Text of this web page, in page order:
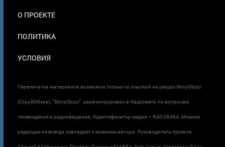
О ПРОЕКТЕ
ПОЛИТИКА
УСЛОВИЯ
Перепечатка материалов возможна только со ссылкой на ресурс StroyObzor
(СтройОбзор). "StroyObzor" зарегистрирован в Нацсовете по вопросам
телевидения и радиовещания. Идентификатор медиа – R40-06464. Мнение
редакции не всегда совпадает с мнением автора. Руководитель проекта